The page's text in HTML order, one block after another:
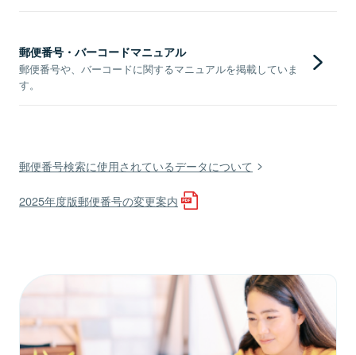
郵便番号・バーコードマニュアル
郵便番号や、バーコードに関するマニュアルを掲載していま
す。
郵便番号検索に使用されているデータについて
2025年度版郵便番号の変更案内